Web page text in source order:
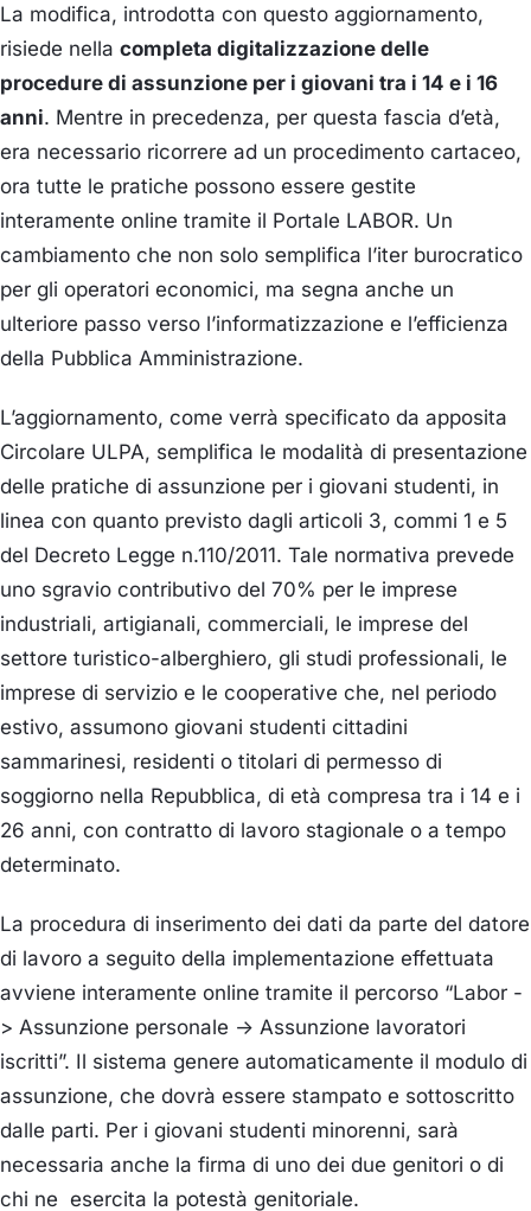
La modifica, introdotta con questo aggiornamento,
risiede nella completa digitalizzazione delle
procedure di assunzione per i giovani tra i 14 e i 16
anni. Mentre in precedenza, per questa fascia d’età,
era necessario ricorrere ad un procedimento cartaceo,
ora tutte le pratiche possono essere gestite
interamente online tramite il Portale LABOR. Un
cambiamento che non solo semplifica l’iter burocratico
per gli operatori economici, ma segna anche un
ulteriore passo verso l’informatizzazione e l’efficienza
della Pubblica Amministrazione.
L’aggiornamento, come verrà specificato da apposita
Circolare ULPA, semplifica le modalità di presentazione
delle pratiche di assunzione per i giovani studenti, in
linea con quanto previsto dagli articoli 3, commi 1 e 5
del Decreto Legge n.110/2011. Tale normativa prevede
uno sgravio contributivo del 70% per le imprese
industriali, artigianali, commerciali, le imprese del
settore turistico-alberghiero, gli studi professionali, le
imprese di servizio e le cooperative che, nel periodo
estivo, assumono giovani studenti cittadini
sammarinesi, residenti o titolari di permesso di
soggiorno nella Repubblica, di età compresa tra i 14 e i
26 anni, con contratto di lavoro stagionale o a tempo
determinato.
La procedura di inserimento dei dati da parte del datore
di lavoro a seguito della implementazione effettuata
avviene interamente online tramite il percorso “Labor -
> Assunzione personale -> Assunzione lavoratori
iscritti”. Il sistema genere automaticamente il modulo di
assunzione, che dovrà essere stampato e sottoscritto
dalle parti. Per i giovani studenti minorenni, sarà
necessaria anche la firma di uno dei due genitori o di
chi ne esercita la potestà genitoriale.